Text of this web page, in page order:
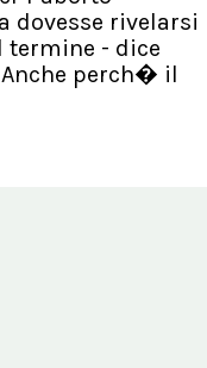
dovesse rivelarsi
termine - dice
perch� il